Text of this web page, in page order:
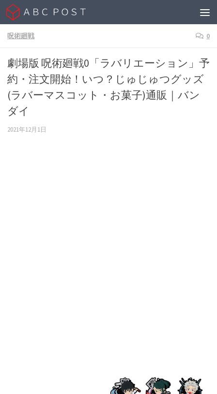
Skip to content
呪術廻戦 0
劇場版 呪術廻戦0「ラバリエーション」予
約・注文開始！いつ？じゅじゅつグッズ
(ラバーマスコット・お菓子)通販｜バン
ダイ
2021年12月1日